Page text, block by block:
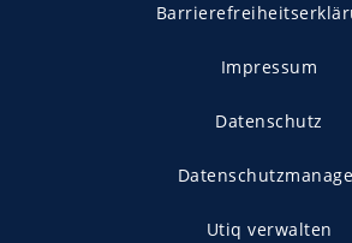
Impressum
Datenschutz
Utiq verwalten